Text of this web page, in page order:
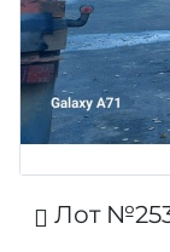
Лот